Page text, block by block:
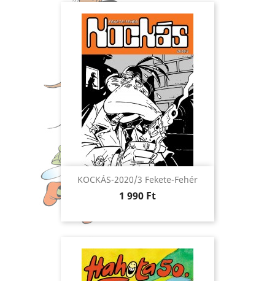
KOCKÁS-2020/3 Fekete-Fehér
Ár
1 990 Ft